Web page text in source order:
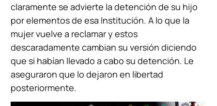
claramente se advierte la detención de su hijo
por elementos de esa Institución. A lo que la
mujer vuelve a reclamar y estos
descaradamente cambian su versión diciendo
que si habían llevado a cabo su detención. Le
aseguraron que lo dejaron en libertad
posteriormente.